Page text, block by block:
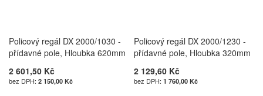
Policový regál DX 2000/1030 -
přídavné pole, Hloubka 620mm
2 601,50 Kč
2 150,00 Kč
Policový regál DX 2000/1230 -
přídavné pole, Hloubka 320mm
2 129,60 Kč
1 760,00 Kč